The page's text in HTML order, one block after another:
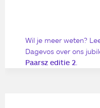
Wil je meer weten?
Dagevos over ons
Paarsz editie 2